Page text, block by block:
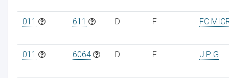
011 611 D F FC
011 6064 D F J P G